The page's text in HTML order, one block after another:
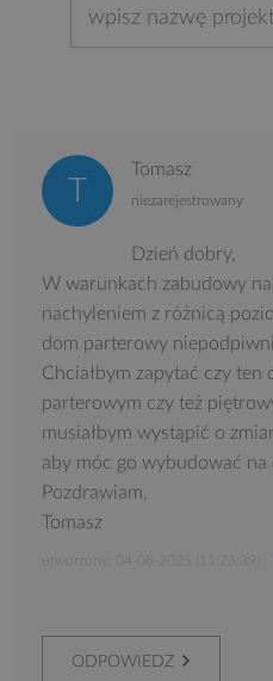
Tomasz
niezarejestrowany
Dzień dobry,
W warunkach zabudowy na
nachyleniem z różnicą
dom parterowy
Chciałbym zapytać czy ten
parterowym czy też
musiałbym wystąpić o
aby móc go wybudować na
Pozdrawiam,
Tomasz
utworzony: 04-08-2025 (11:23:39)
ODPOWIEDZ